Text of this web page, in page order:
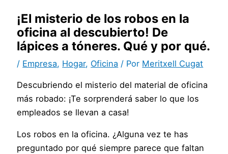
¡El misterio de los robos en la
oficina al descubierto! De
lápices a tóneres. Qué y por qué.
/ Empresa, Hogar, Oficina / Por Meritxell Cugat
Descubriendo el misterio del material de oficina
más robado: ¡Te sorprenderá saber lo que los
empleados se llevan a casa!
Los robos en la oficina. ¿Alguna vez te has
preguntado por qué siempre parece que faltan